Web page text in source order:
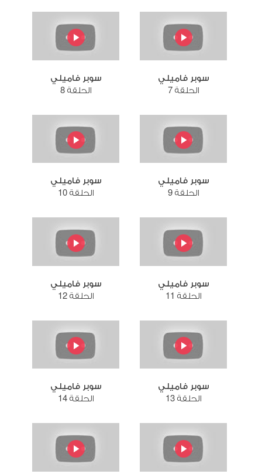
سوبر فاميلي
الحلقة 7
سوبر فاميلي
الحلقة 8
سوبر فاميلي
الحلقة 9
سوبر فاميلي
الحلقة 10
سوبر فاميلي
الحلقة 11
سوبر فاميلي
الحلقة 12
سوبر فاميلي
الحلقة 13
سوبر فاميلي
الحلقة 14